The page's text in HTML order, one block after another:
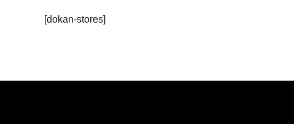
[dokan-stores]